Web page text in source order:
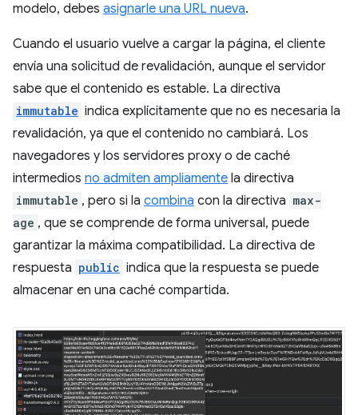
modelo, debes asignarle una URL nueva.
Cuando el usuario vuelve a cargar la página, el cliente
envía una solicitud de revalidación, aunque el servidor
sabe que el contenido es estable. La directiva
immutable indica explícitamente que no es necesaria la
revalidación, ya que el contenido no cambiará. Los
navegadores y los servidores proxy o de caché
intermedios no admiten ampliamente la directiva
immutable , pero si la combina con la directiva max-
age , que se comprende de forma universal, puede
garantizar la máxima compatibilidad. La directiva de
respuesta public indica que la respuesta se puede
almacenar en una caché compartida.